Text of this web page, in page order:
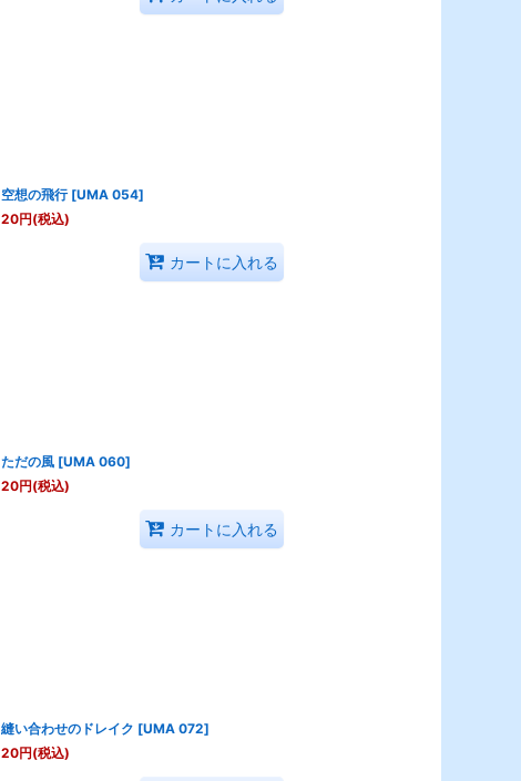
空想の飛行 [UMA 054]
20円(税込)
カートに入れる
ただの風 [UMA 060]
20円(税込)
カートに入れる
縫い合わせのドレイク [UMA 072]
20円(税込)